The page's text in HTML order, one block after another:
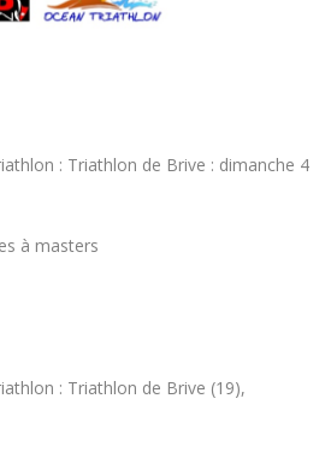
: Triathlon de Brive : dimanche 4
à masters
: Triathlon de Brive (19),